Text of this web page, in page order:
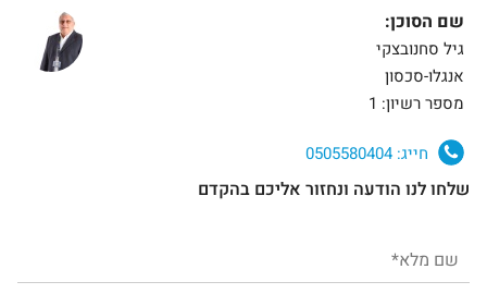
שם הסוכן:
גיל סחנובצקי
אנגלו-סכסון
מספר רשיון: 1
חייג:
שלחו לנו הודעה ונחזור אליכם בהקדם